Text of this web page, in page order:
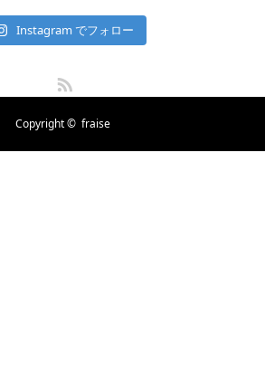
Instagram でフォロー
Copyright © fraise